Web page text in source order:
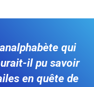
qui
il pu savoir
en quête de